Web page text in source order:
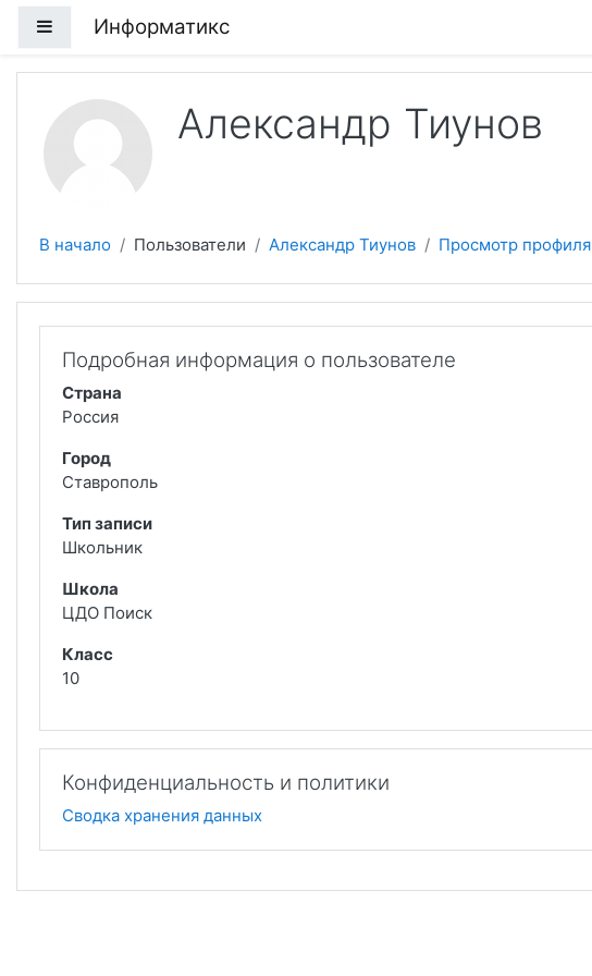
Боковая панель
Информатикс
Александр Тиунов
В начало Пользователи Александр Тиунов Просмотр профиля
Подробная информация о пользователе
Страна
Россия
Город
Ставрополь
Тип записи
Школьник
Школа
ЦДО Поиск
Класс
10
Конфиденциальность и политики
Сводка хранения данных